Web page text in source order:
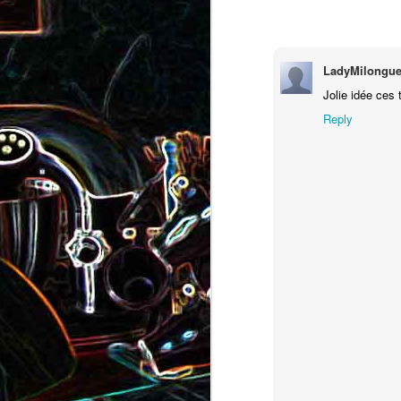
Jolie idée ces
Reply
Pizza au camembert, au sirop
d'érable et aux noix
Salade de vermicelles de riz,
aux crevettes et au
pamplemousse